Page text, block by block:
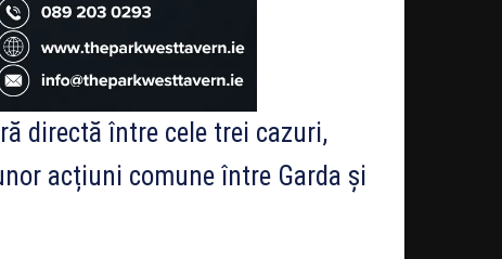
directă între cele trei cazuri,
acțiuni comune între Garda și